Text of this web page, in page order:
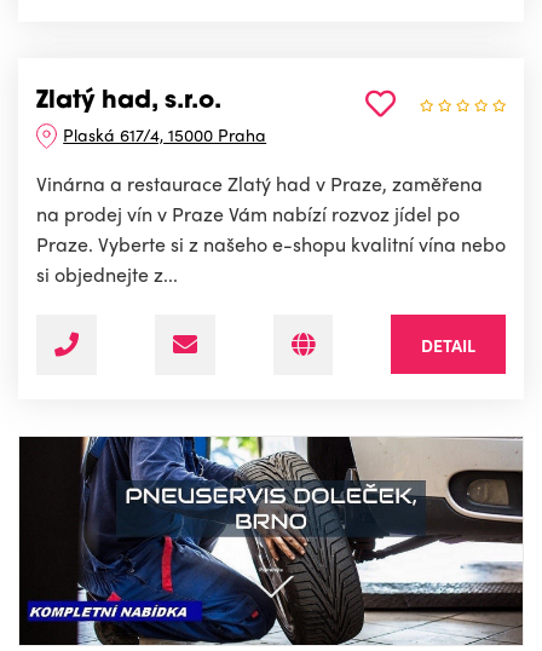
Zlatý had, s.r.o.
Plaská 617/4, 15000 Praha
Vinárna a restaurace Zlatý had v Praze, zaměřena
na prodej vín v Praze Vám nabízí rozvoz jídel po
Praze. Vyberte si z našeho e-shopu kvalitní vína nebo
si objednejte z...
DETAIL